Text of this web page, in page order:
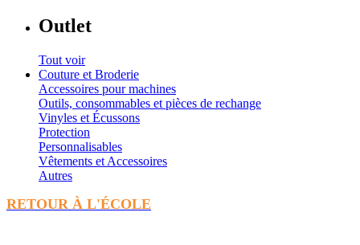
Outlet
Tout voir
Couture et Broderie
Accessoires pour machines
Outils, consommables et pièces de rechange
Vinyles et Écussons
Protection
Personnalisables
Vêtements et Accessoires
Autres
RETOUR À L'ÉCOLE